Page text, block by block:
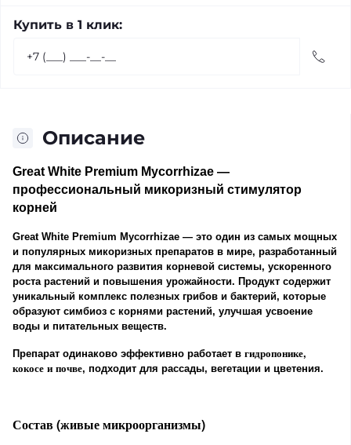
Купить в 1 клик:
Описание
Great White Premium Mycorrhizae —
профессиональный микоризный стимулятор
корней
Great White Premium Mycorrhizae — это один из самых мощных
и популярных микоризных препаратов в мире, разработанный
для максимального развития корневой системы, ускоренного
роста растений и повышения урожайности. Продукт содержит
уникальный комплекс полезных грибов и бактерий, которые
образуют симбиоз с корнями растений, улучшая усвоение
воды и питательных веществ.
Препарат одинаково эффективно работает в гидропонике,
кокосе и почве, подходит для рассады, вегетации и цветения.
Состав (живые микроорганизмы)